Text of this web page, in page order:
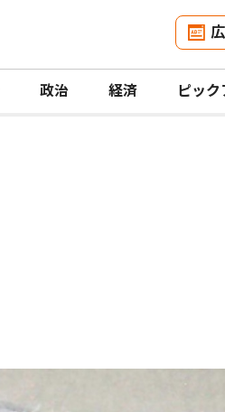
政治 経済 ピック